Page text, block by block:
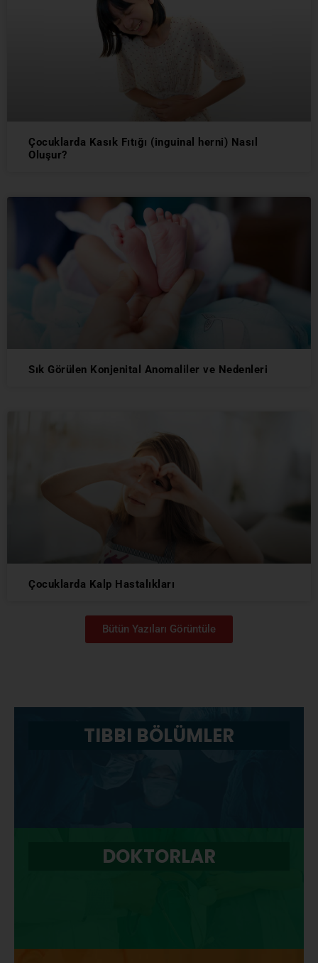
Çocuklarda Kasık Fıtığı (inguinal herni) Nasıl
Oluşur?
Sık Görülen Konjenital Anomaliler ve Nedenleri
Çocuklarda Kalp Hastalıkları
Bütün Yazıları Görüntüle
TIBBI BÖLÜMLER
DOKTORLAR